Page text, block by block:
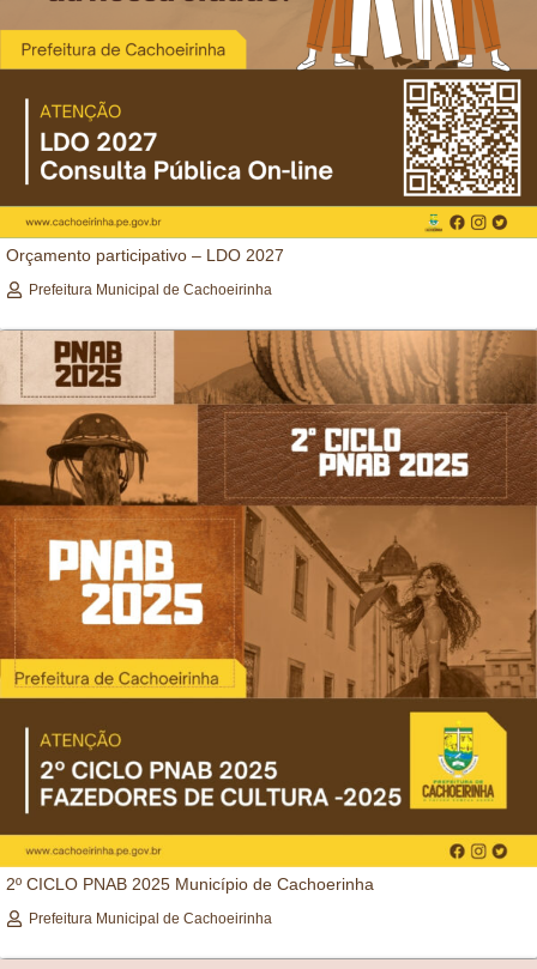
Orçamento participativo – LDO 2027
Prefeitura Municipal de Cachoeirinha
2º CICLO PNAB 2025 Município de Cachoerinha
Prefeitura Municipal de Cachoeirinha